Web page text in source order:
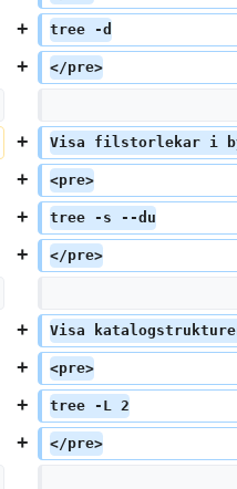
tree -d
</pre>
Visa filstorlekar i
<pre>
tree -s --du
</pre>
Visa
<pre>
tree -L 2
</pre>